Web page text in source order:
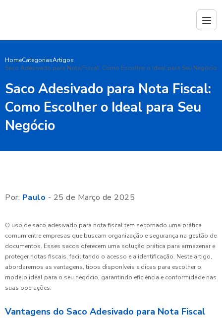
HomeCategoriasArtigos
Saco Adesivado para Nota Fiscal: Como Escolher o Ideal para Seu Negócio
Saco Adesivado para Nota Fiscal:
Como Escolher o Ideal para Seu
Negócio
Por: Paulo - 25 de Março de 2025
O uso de saco adesivado para nota fiscal tem se tornado uma prática
comum entre empresas que buscam organização e segurança na gestão de
documentos. Esses sacos oferecem uma solução prática para armazenar e
proteger notas fiscais, facilitando o acesso e a identificação. Neste artigo,
abordaremos as vantagens, tipos disponíveis e dicas para escolher o
modelo ideal para o seu negócio, garantindo eficiência e conformidade nas
suas operações.
Vantagens do Saco Adesivado para Nota Fiscal